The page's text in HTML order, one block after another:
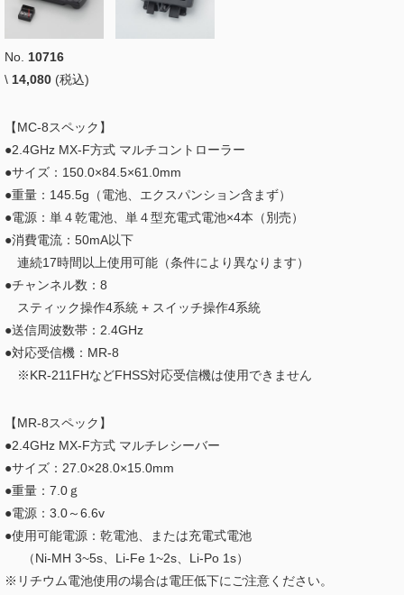
No. 10716
\ 14,080 (税込)
【MC-8スペック】
●2.4GHz MX-F方式 マルチコントローラー
●サイズ：150.0×84.5×61.0mm
●重量：145.5g（電池、エクスパンション含まず）
●電源：単４乾電池、単４型充電式電池×4本（別売）
●消費電流：50mA以下
連続17時間以上使用可能（条件により異なります）
●チャンネル数：8
スティック操作4系統 + スイッチ操作4系統
●送信周波数帯：2.4GHz
●対応受信機：MR-8
※KR-211FHなどFHSS対応受信機は使用できません
【MR-8スペック】
●2.4GHz MX-F方式 マルチレシーバー
●サイズ：27.0×28.0×15.0mm
●重量：7.0ｇ
●電源：3.0～6.6v
●使用可能電源：乾電池、または充電式電池
（Ni-MH 3~5s、Li-Fe 1~2s、Li-Po 1s）
※リチウム電池使用の場合は電圧低下にご注意ください。